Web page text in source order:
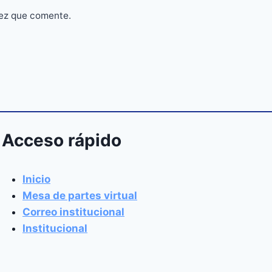
que comente.
Acceso rápido
Inicio
Mesa de partes virtual
Correo institucional
Institucional